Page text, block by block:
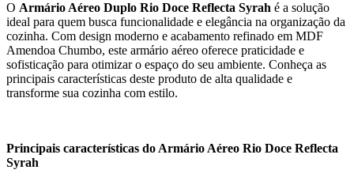
O Armário Aéreo Duplo Rio Doce Reflecta Syrah é a solução
ideal para quem busca funcionalidade e elegância na organização da
cozinha. Com design moderno e acabamento refinado em MDF
Amendoa Chumbo, este armário aéreo oferece praticidade e
sofisticação para otimizar o espaço do seu ambiente. Conheça as
principais características deste produto de alta qualidade e
transforme sua cozinha com estilo.
Principais características do Armário Aéreo Rio Doce Reflecta
Syrah